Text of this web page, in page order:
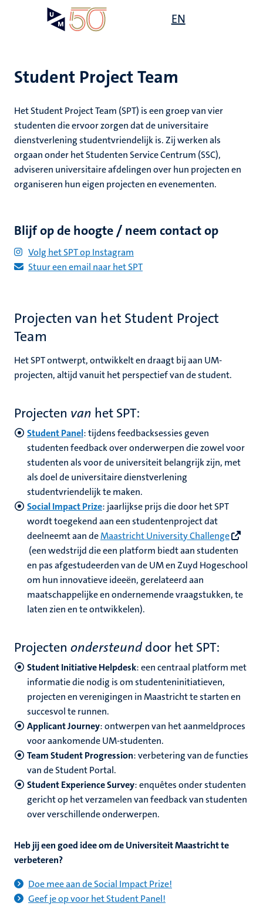
gaan
EN
Student Project Team
Het Student Project Team (SPT) is een groep van vier
studenten die ervoor zorgen dat de universitaire
dienstverlening studentvriendelijk is. Zij werken als
orgaan onder het Studenten Service Centrum (SSC),
adviseren universitaire afdelingen over hun projecten en
organiseren hun eigen projecten en evenementen.
Blijf op de hoogte / neem contact op
Volg het SPT op Instagram
Stuur een email naar het SPT
Projecten van het Student Project
Team
Het SPT ontwerpt, ontwikkelt en draagt ​​bij aan UM-
projecten, altijd vanuit het perspectief van de student.
Projecten van het SPT:
Student Panel: tijdens feedbacksessies geven
studenten feedback over onderwerpen die zowel voor
studenten als voor de universiteit belangrijk zijn, met
als doel de universitaire dienstverlening
studentvriendelijk te maken.
Social Impact Prize: jaarlijkse prijs die door het SPT
wordt toegekend aan een studentenproject dat
deelneemt aan deMaastricht University Challenge
(een wedstrijd die een platform biedt aan studenten
en pas afgestudeerden van de UM en Zuyd Hogeschool
om hun innovatieve ideeën, gerelateerd aan
maatschappelijke en ondernemende vraagstukken, te
laten zien en te ontwikkelen).
Projecten ondersteunddoor het SPT:
Student Initiative Helpdesk: een centraal platform met
informatie die nodig is om studenteninitiatieven,
projecten en verenigingen in Maastricht te starten en
succesvol te runnen.
Applicant Journey: ontwerpen van het aanmeldproces
voor aankomende UM-studenten.
Team Student Progression: verbetering van de functies
van de Student Portal.
Student Experience Survey: enquêtes onder studenten
gericht op het verzamelen van feedback van studenten
over verschillende onderwerpen.
Heb jij een goed idee om de Universiteit Maastricht te
verbeteren?
Doe mee aan de Social Impact Prize!
Geef je op voor het Student Panel!